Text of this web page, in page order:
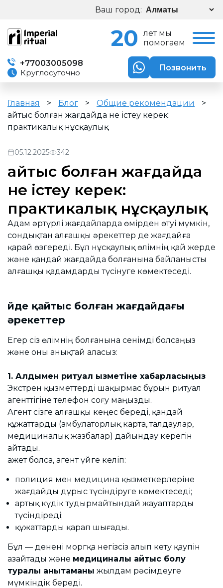
Ваш город:
20
лет мы
помогаем
+77003005098
Круглосуточно
Позвонить
Главная > Блог > Общие рекомендации
>
Қайтыс болған жағдайда не істеу керек:
практикалық нұсқаулық
05.12.2025 342
Қайтыс болған жағдайда
не істеу керек:
практикалық нұсқаулық
Адам әртүрлі жағдайларда өмірден өтуі мүмкін,
сондықтан алғашқы әрекеттер де жағдайға
қарай өзгереді. Бұл нұсқаулық өлімнің қай жерде
және қандай жағдайда болғанына байланысты
алғашқы қадамдарды түсінуге көмектеседі.
Үйде қайтыс болған жағдайдағы
әрекеттер
Егер сіз өлімнің болғанына сенімді болсаңыз
және оны анықтай аласыз:
1. Алдымен ритуал қызметіне хабарласыңыз
Экстрен қызметтерді шақырмас бұрын ритуал
агенттігіне телефон соғу маңызды.
Агент сізге алғашқы кеңес береді, қандай
құжаттарды (амбулаторлық карта, талдаулар,
медициналық жазбалар) дайындау керегін
айтады.
Қажет болса, агент үйге келіп:
полиция мен медицина қызметкерлеріне
жағдайды дұрыс түсіндіруге көмектеседі;
артық күдік тудырмайтындай жауаптарды
түсіндіреді;
құжаттарды қарап шығады.
Бұл — денені моргқа негізсіз алып кету қаупін
азайтады және медициналық қайтыс болу
туралы анықтаманы жылдам рәсімдеуге
мүмкіндік береді.